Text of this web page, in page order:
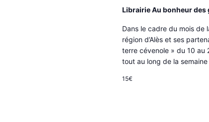
Librairie Au bonheur des
Dans le cadre du mois de
région d’Alès et ses
terre cévenole » du 10 au
tout au long de la
15€